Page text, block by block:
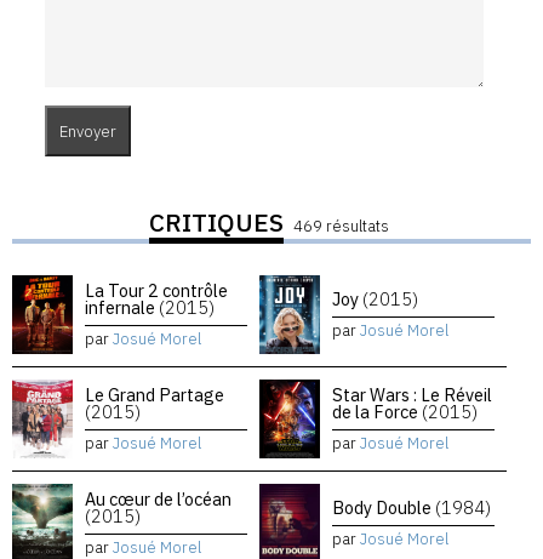
CRITIQUES 469 résultats
La Tour 2 contrôle
infernale (2015)
parJosué Morel
Joy (2015)
parJosué Morel
Le Grand Partage
(2015)
parJosué Morel
Star Wars : Le Réveil
de la Force (2015)
parJosué Morel
Au cœur de l’océan
(2015)
parJosué Morel
Body Double (1984)
parJosué Morel